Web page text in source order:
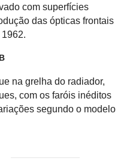
com superfícies
das ópticas frontais
na grelha do radiador,
com os faróis inéditos
segundo o modelo